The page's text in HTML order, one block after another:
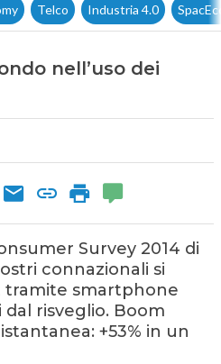
Telco Industria 4.0
nell’uso dei
Survey 2014 di
connazionali si
smartphone
risveglio. Boom
+53% in un